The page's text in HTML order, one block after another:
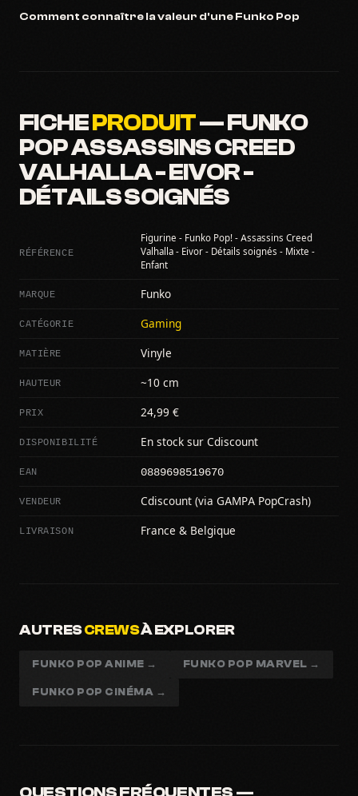
Comment connaître la valeur d'une Funko Pop
FICHEPRODUIT— FUNKO
POP ASSASSINS CREED
VALHALLA - EIVOR -
DÉTAILS SOIGNÉS
RÉFÉRENCE
Figurine - Funko Pop! - Assassins Creed
Valhalla - Eivor - Détails soignés - Mixte -
Enfant
MARQUE Funko
CATÉGORIE Gaming
MATIÈRE Vinyle
HAUTEUR ~10 cm
PRIX 24,99 €
DISPONIBILITÉ En stock sur Cdiscount
EAN 0889698519670
VENDEUR Cdiscount (via GAMPA PopCrash)
LIVRAISON France & Belgique
AUTRESCREWSÀ EXPLORER
FUNKO POP ANIME → FUNKO POP MARVEL →
FUNKO POP CINÉMA →
QUESTIONS FRÉQUENTES —